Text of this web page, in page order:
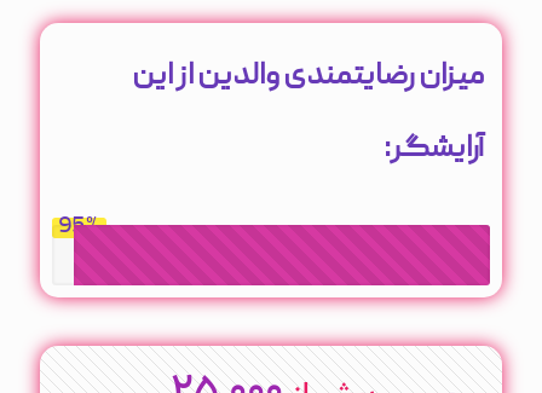
میزان رضایتمندی والدین از این
آرایشگر:
95%